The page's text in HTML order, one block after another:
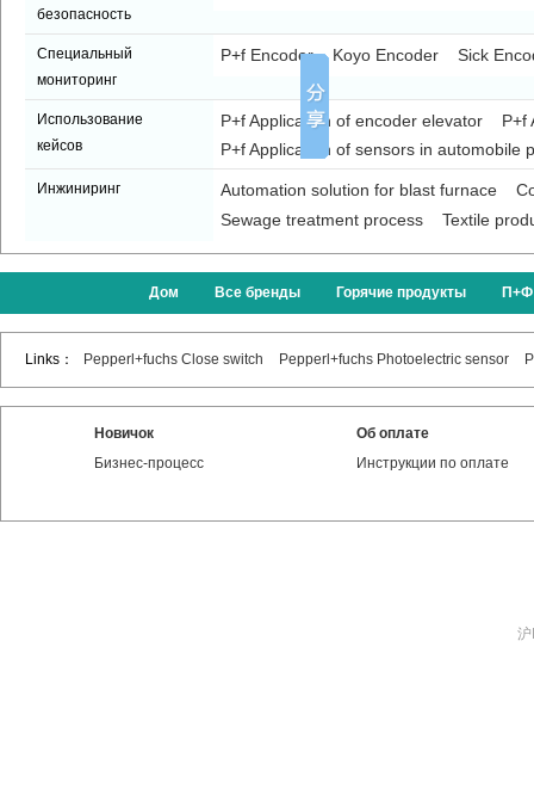
безопасность
Специальный
мониторинг
P+f Encoder Koyo Encoder Sick
Использование
кейсов
P+f Application of encoder elevator
P+f
P+f Application of sensors in automobile
Инжиниринг Automation solution for blast furnace
Sewage treatment process
Textile
Дом Все бренды Горячие продукты П+Ф
Links： Pepperl+fuchs Close switch Pepperl+fuchs Photoelectric sensor
Новичок
Бизнес-процесс
Об оплате
Инструкции по оплате